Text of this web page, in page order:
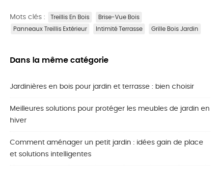
Mots clés : Treillis En Bois
Brise-Vue Bois
Panneaux Treillis Extérieur
Intimité Terrasse Grille Bois Jardin
Dans la même catégorie
Jardinières en bois pour jardin et terrasse : bien choisir
Meilleures solutions pour protéger les meubles de jardin en
hiver
Comment aménager un petit jardin : idées gain de place
et solutions intelligentes